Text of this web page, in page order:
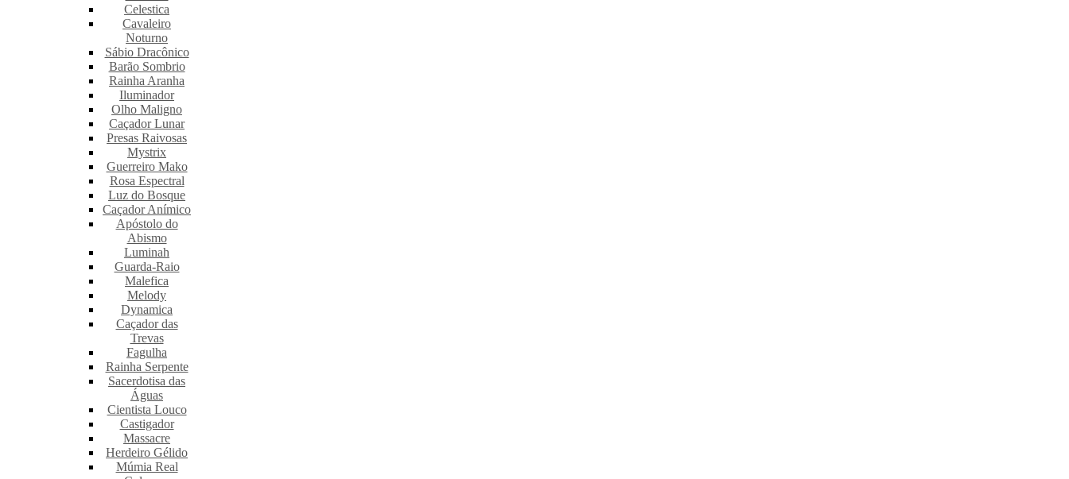
Celestica
Cavaleiro
Noturno
Sábio Dracônico
Barão Sombrio
Rainha Aranha
Iluminador
Olho Maligno
Caçador Lunar
Presas Raivosas
Mystrix
Guerreiro Mako
Rosa Espectral
Luz do Bosque
Caçador Anímico
Apóstolo do
Abismo
Luminah
Guarda-Raio
Malefica
Melody
Dynamica
Caçador das
Trevas
Fagulha
Rainha Serpente
Sacerdotisa das
Águas
Cientista Louco
Castigador
Massacre
Herdeiro Gélido
Múmia Real